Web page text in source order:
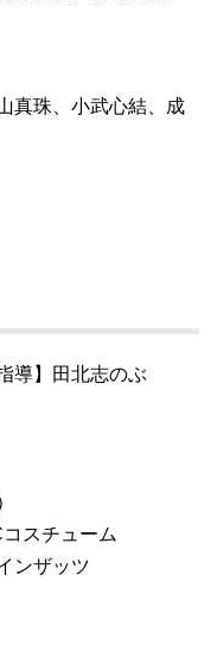
真珠、小武心結、成
導】田北志のぶ
スチューム
ンザッツ